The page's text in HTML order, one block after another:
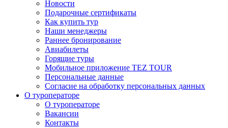
Новости
Подарочные сертификаты
Как купить тур
Наши менеджеры
Раннее бронирование
Авиабилеты
Горящие туры
Мобильное приложение TEZ TOUR
Персональные данные
Согласие на обработку персональных данных
О туроператоре
О туроператоре
Вакансии
Контакты